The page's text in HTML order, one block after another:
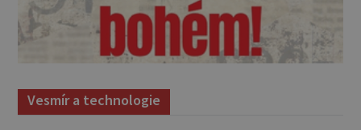
Vesmír a technologie